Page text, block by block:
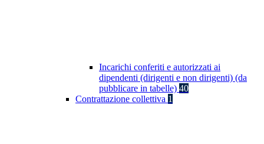
Incarichi conferiti e autorizzati ai
dipendenti (dirigenti e non dirigenti) (da
pubblicare in tabelle) 40
Contrattazione collettiva 1